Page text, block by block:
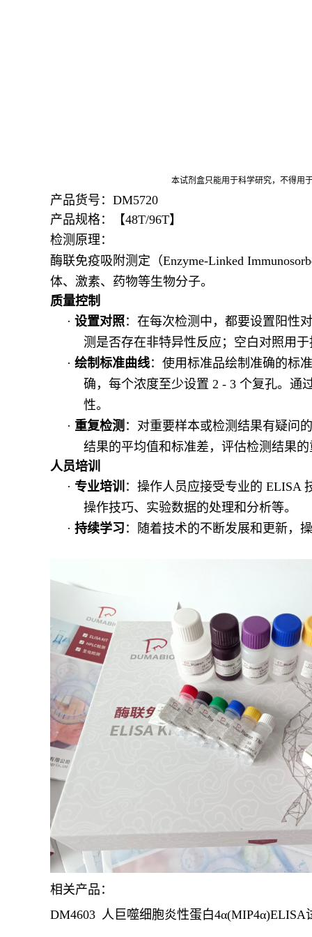
本试剂盒只能用于科学研究，不得用
产品货号：DM5720
产品规格：【48T/96T】
检测原理：
酶联免疫吸附测定（Enzyme-Linked
体、激素、药物等生物分子。
质量控制
· 设置对照：在每次检测中，都要设置阳性
测是否存在非特异性反应；空白对照用
· 绘制标准曲线：使用标准品绘制准确的标
确，每个浓度至少设置 2 - 3 个复孔。通
性。
· 重复检测 ：对重要样本或检测结果有疑问
结果的平均值和标准差，评估检测结果的
人员培训
· 专业培训 ：操作人员应接受专业的 ELISA
操作技巧、实验数据的处理和分析等。
· 持续学习 ：随着技术的不断发展和更新，
相关产品：
DM4603 人巨噬细胞炎性蛋白4α(MIP4α)ELISA